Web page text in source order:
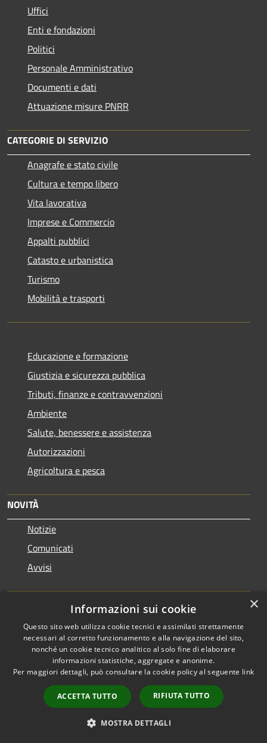
Uffici
Enti e fondazioni
Politici
Personale Amministrativo
Documenti e dati
Attuazione misure PNRR
CATEGORIE DI SERVIZIO
Anagrafe e stato civile
Cultura e tempo libero
Vita lavorativa
Imprese e Commercio
Appalti pubblici
Catasto e urbanistica
Turismo
Mobilità e trasporti
Educazione e formazione
Giustizia e sicurezza pubblica
Tributi, finanze e contravvenzioni
Ambiente
Salute, benessere e assistenza
Autorizzazioni
Agricoltura e pesca
NOVITÀ
Notizie
Comunicati
Avvisi
VIVERE IL COMUNE
Luoghi
Eventi
CONTATTI
Comune di Castellarano
Via Roma, 7 – 42014 Castellarano (RE)
×
Informazioni sui cookie
Questo sito web utilizza cookie tecnici e assimilati strettamente
necessari al corretto funzionamento e alla navigazione del sito,
nonché un cookie tecnico analitico al solo fine di elaborare
informazioni statistiche, aggregate e anonime.
Per maggiori dettagli, può consultare la cookie policy al seguente link
ACCETTA TUTTO RIFIUTA TUTTO
MOSTRA DETTAGLI